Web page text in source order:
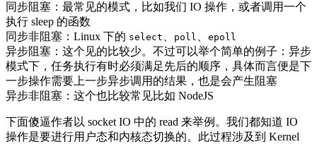
同步阻塞：最常见的模式，比如我们 IO 操作，或者调用一个
执行 sleep 的函数
同步非阻塞：Linux 下的 select 、 poll 、 epoll
异步阻塞：这个见的比较少。不过可以举个简单的例子：异步
模式下，任务执行有时必须满足先后的顺序，具体而言便是下
一步操作需要上一步异步调用的结果，也是会产生阻塞
异步非阻塞：这个也比较常见比如 NodeJS
下面傻逼作者以 socket IO 中的 read 来举例。我们都知道 IO
操作是要进行用户态和内核态切换的。此过程涉及到 Kernel